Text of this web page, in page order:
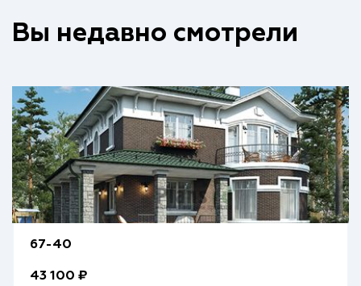
Вы недавно смотрели
67-40
43 100 ₽